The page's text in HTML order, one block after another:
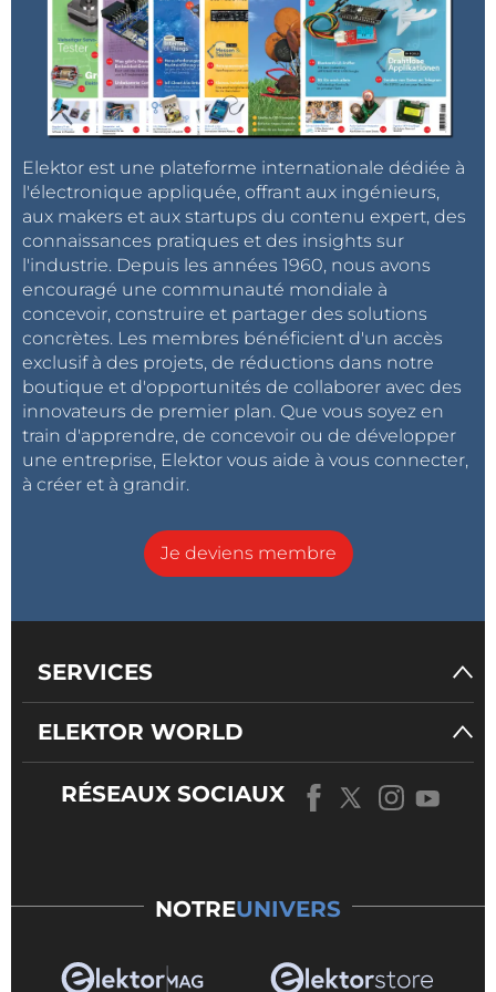
Elektor est une plateforme internationale dédiée à
l'électronique appliquée, offrant aux ingénieurs,
aux makers et aux startups du contenu expert, des
connaissances pratiques et des insights sur
l'industrie. Depuis les années 1960, nous avons
encouragé une communauté mondiale à
concevoir, construire et partager des solutions
concrètes. Les membres bénéficient d'un accès
exclusif à des projets, de réductions dans notre
boutique et d'opportunités de collaborer avec des
innovateurs de premier plan. Que vous soyez en
train d'apprendre, de concevoir ou de développer
une entreprise, Elektor vous aide à vous connecter,
à créer et à grandir.
Je deviens membre
SERVICES
ELEKTOR WORLD
RÉSEAUX SOCIAUX
NOTREUNIVERS